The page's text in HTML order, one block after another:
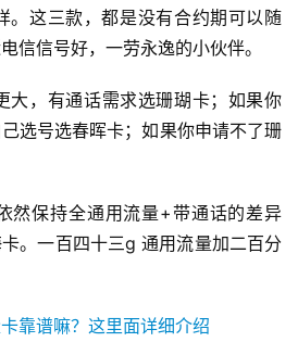
。这三款，都是没有合约期可以随
信信号好，一劳永逸的小伙伴。
大，有通话需求选珊瑚卡；如果你
选号选春晖卡；如果你申请不了珊
然保持全通用流量+带通话的差异
。一百四十三g 通用流量加二百分